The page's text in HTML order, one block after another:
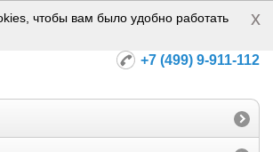
Норма-112
+7 (499) 9-911-112
чтобы вам было удобно работать
x